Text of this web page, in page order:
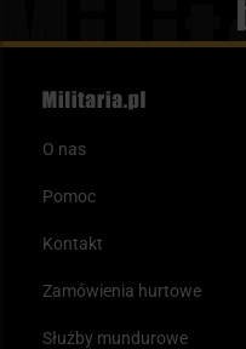
O nas
Pomoc
Kontakt
Zamówienia hurtowe
Służby mundurowe